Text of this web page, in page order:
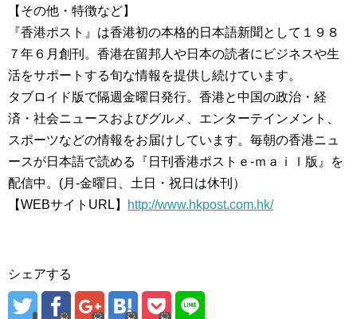
【その他・特徴など】
『香港ポスト』は香港初の本格的日本語新聞として１９８
７年６月創刊。香港在留邦人や日本の読者にビジネスや生
活をサポートする旬な情報を提供し続けています。
タブロイド版で隔週金曜日発行。香港と中国の政治・経
済・社会ニュースおよびグルメ、エンターテインメント、
スポーツなどの情報をお届けしています。毎朝の香港ニュ
ースが日本語で読める『日刊香港ポストｅ-ｍａｉｌ版』を
配信中。(月‐金曜日、土日・祝日は休刊）
【WEBサイトURL】
http://www.hkpost.com.hk/
シェアする